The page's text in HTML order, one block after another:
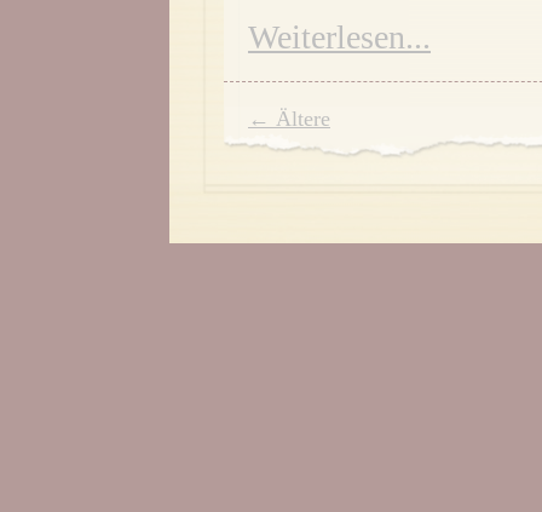
Weiterlesen...
← Ältere